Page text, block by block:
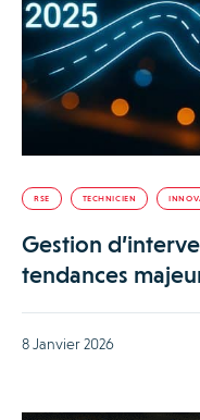
RSE TECHNICIEN
Gestion
tendances
8 Janvier 2026